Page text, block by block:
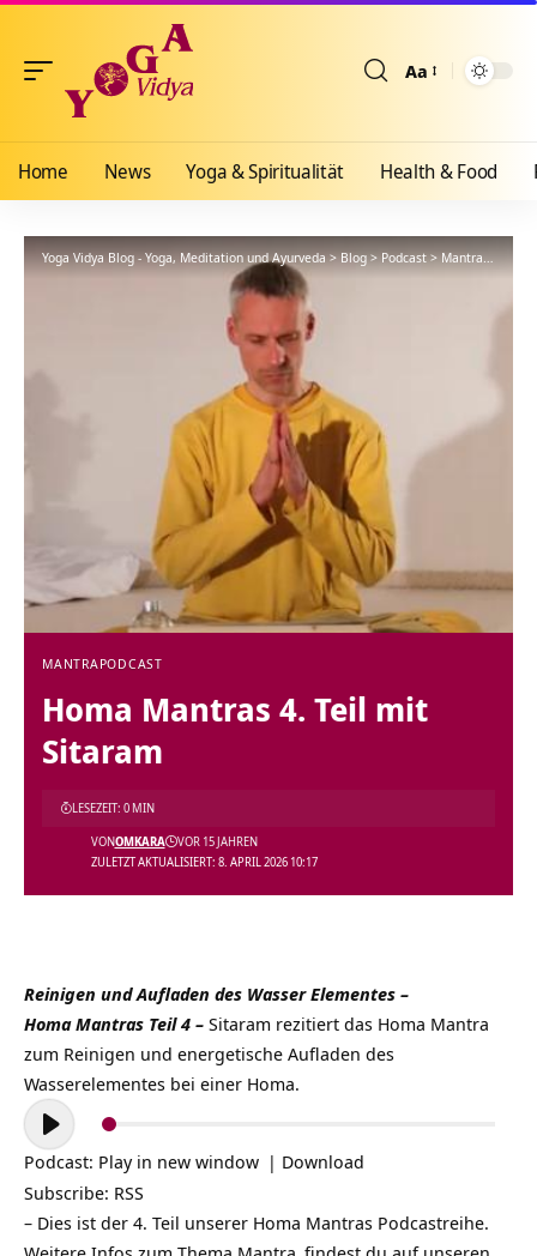
Aa
Home News Yoga & Spiritualität Health & Food
Yoga Vidya Blog - Yoga, Meditation und Ayurveda>Blog>Podcast>Mantra>Homa
MANTRAPODCAST
Homa Mantras 4. Teil mit
Sitaram
ZULETZT AKTUALISIERT: 8. APRIL 2026 10:17
VONOMKARA VOR 15 JAHREN
LESEZEIT: 0 MIN
Reinigen und Aufladen des Wasser Elementes –
Homa Mantras Teil 4 – Sitaram rezitiert das Homa Mantra
zum Reinigen und energetische Aufladen des
Wasserelementes bei einer Homa.
Audio-
Player
Podcast: Play in new window | Download
Subscribe: RSS
– Dies ist der 4. Teil unserer Homa Mantras Podcastreihe.